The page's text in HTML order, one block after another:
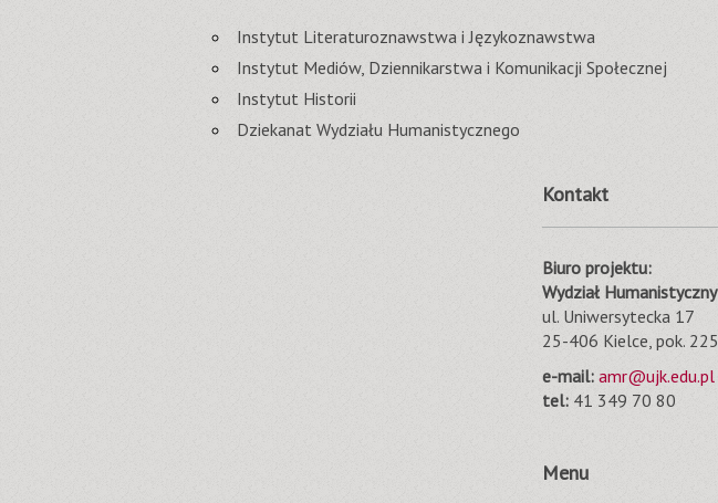
Instytut Literaturoznawstwa i Językoznawstwa
Instytut Mediów, Dziennikarstwa i Komunikacji Społecznej
Instytut Historii
Dziekanat Wydziału Humanistycznego
Kontakt
Biuro projektu:
Wydział Humanistyczny
ul. Uniwersytecka 17
25-406 Kielce, pok. 225
e-mail: amr@ujk.edu.pl
tel:41 349 70 80
Menu